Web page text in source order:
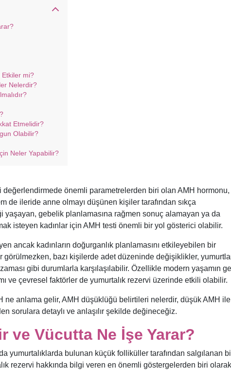
Etkiler mi?
Nelerdir?
Etmelidir?
Olabilir?
Neler Yapabilir?
değerlendirmede önemli parametrelerden biri olan AMH hormonu,
de ileride anne olmayı düşünen kişiler tarafından sıkça
yaşayan, gebelik planlamasına rağmen sonuç alamayan ya da
isteyen kadınlar için AMH testi önemli bir yol gösterici olabilir.
ancak kadınların doğurganlık planlamasını etkileyebilen bir
görülmezken, bazı kişilerde adet düzeninde değişiklikler,
gibi durumlarla karşılaşılabilir. Özellikle modern yaşamın
ve çevresel faktörler de yumurtalık rezervi üzerinde etkili olabilir.
ne anlama gelir, AMH düşüklüğü belirtileri nelerdir, düşük AMH ile
sorulara detaylı ve anlaşılır şekilde değineceğiz.
ve Vücutta Ne İşe Yarar?
yumurtalıklarda bulunan küçük folliküller tarafından salgılanan
rezervi hakkında bilgi veren en önemli göstergelerden biri olarak